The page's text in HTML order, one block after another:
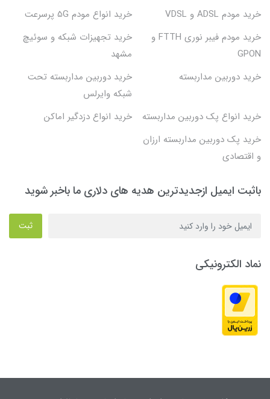
مختلف محلی یا اینترنتی محصولات را مقایسه کنید و از امکانات
تخفیفات و بازخوردهای مشتریان استفاده کنید.
خرید مودم ADSL و VDSL
خرید انواع مودم 5G پرسرعت
خرید مودم فیبر نوری FTTH و
GPON
خرید تجهیزات شبکه و سوئیچ
مشهد
خرید دوربین مداربسته
خرید دوربین مداربسته تحت
شبکه وایرلس
خرید انواع پک دوربین مداربسته
خرید انواع دزدگیر اماکن
خرید پک دوربین مداربسته ارزان
و اقتصادی
باثبت ایمیل ازجدیدترین هدیه های دلاری ما باخبر شوید
ثبت
نماد الکترونیکی